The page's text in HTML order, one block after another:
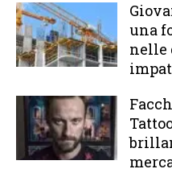
una
nelle